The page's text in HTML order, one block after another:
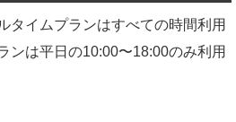
タイムプランはすべての時間利用
ンは平日の10:00〜18:00のみ利用